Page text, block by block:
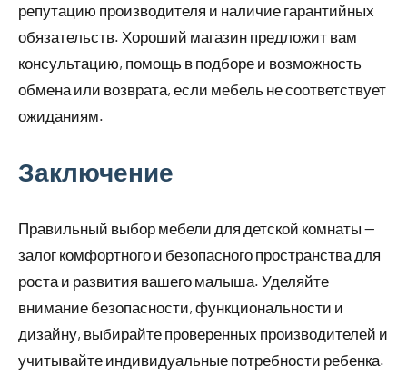
репутацию производителя и наличие гарантийных
обязательств. Хороший магазин предложит вам
консультацию, помощь в подборе и возможность
обмена или возврата, если мебель не соответствует
ожиданиям.
Заключение
Правильный выбор мебели для детской комнаты —
залог комфортного и безопасного пространства для
роста и развития вашего малыша. Уделяйте
внимание безопасности, функциональности и
дизайну, выбирайте проверенных производителей и
учитывайте индивидуальные потребности ребенка.